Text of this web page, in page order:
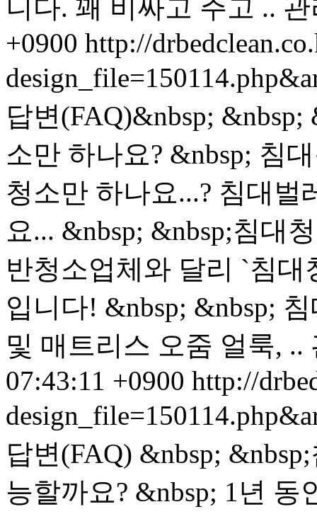
니다. 꽤 비싸고 주고 ..
+0900 http://
답변(FAQ)&nbsp;
소만 하나요? &nbsp; 침
청소만 하나요...? 침대
요... &nbsp; &nbsp;침대
반청소업체와 달리 `침
입니다! &nbsp; &nbsp;
및 매트리스 오줌 얼룩, ..
07:43:11 +0900 http://
답변(FAQ) &nbsp;
능할까요? &nbsp; 1년